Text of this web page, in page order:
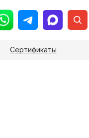
Сертификаты